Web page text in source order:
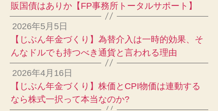
販国債はありか【FP事務所トータルサポート】
2026年5月5日
【じぶん年金づくり】為替介入は一時的効果、そ
んなドルでも持つべき通貨と言われる理由
2026年4月16日
【じぶん年金づくり】株価とCPI物価は連動する
なら株式一択って本当なのか?